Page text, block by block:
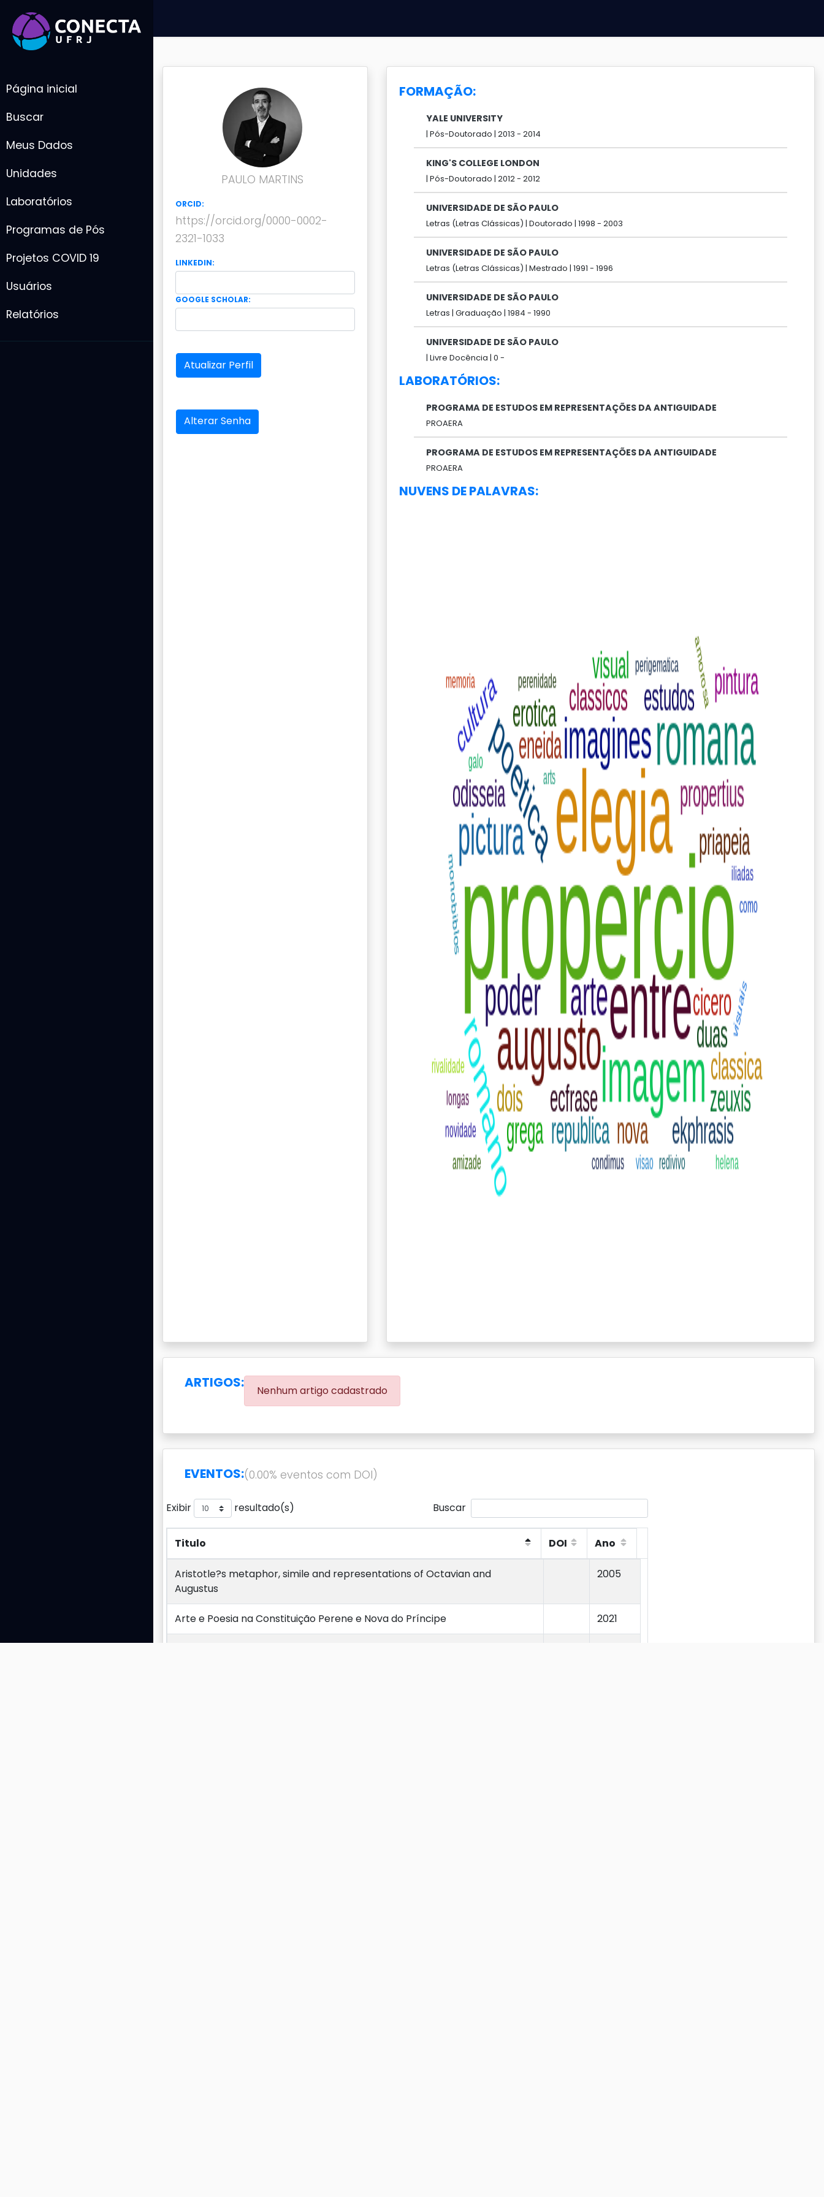
Página inicial
Buscar
Meus Dados
Unidades
Laboratórios
Programas de Pós
Projetos COVID 19
Usuários
Relatórios
PAULO MARTINS
ORCID:
https://orcid.org/0000-0002-
2321-1033
LINKEDIN:
GOOGLE SCHOLAR:
Atualizar Perfil
Alterar Senha
FORMAÇÃO:
YALE UNIVERSITY
| Pós-Doutorado | 2013 - 2014
KING'S COLLEGE LONDON
| Pós-Doutorado | 2012 - 2012
UNIVERSIDADE DE SÃO PAULO
Letras (Letras Clássicas) | Doutorado | 1998 - 2003
UNIVERSIDADE DE SÃO PAULO
Letras (Letras Clássicas) | Mestrado | 1991 - 1996
UNIVERSIDADE DE SÃO PAULO
Letras | Graduação | 1984 - 1990
UNIVERSIDADE DE SÃO PAULO
| Livre Docência | 0 -
LABORATÓRIOS:
PROGRAMA DE ESTUDOS EM REPRESENTAÇÕES DA ANTIGUIDADE
PROAERA
PROGRAMA DE ESTUDOS EM REPRESENTAÇÕES DA ANTIGUIDADE
PROAERA
NUVENS DE PALAVRAS:
ARTIGOS: Nenhum artigo cadastrado
EVENTOS:(0.00% eventos com DOI)
Exibir resultado(s) Buscar
Titulo DOI
Ano
Aristotle?s metaphor, simile and representations of Octavian and
Augustus
2005
Arte e Poesia na Constituição Perene e Nova do Príncipe 2021